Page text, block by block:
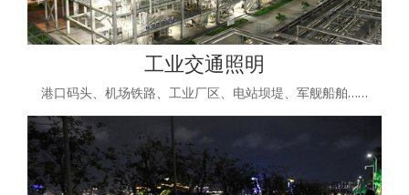
工业交通照明
港口码头、机场铁路、工业厂区、电站坝堤、军舰船舶……